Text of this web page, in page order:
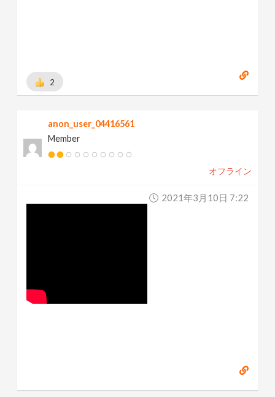
2
anon_user_04416561
Member
オフライン
2021年3月10日 7:22